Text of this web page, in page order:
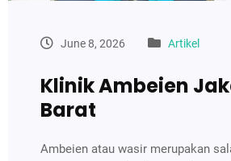
June 8, 2026 Artikel
Klinik Ambeien
Barat
Ambeien atau wasir merupakan